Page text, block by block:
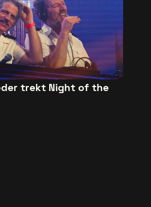
trekt Night of the